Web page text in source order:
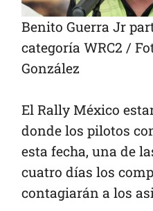
Benito Guerra Jr
categoría WRC2 /
González
El Rally México
donde los pilotos
esta fecha, una de
cuatro días los
contagiarán a los